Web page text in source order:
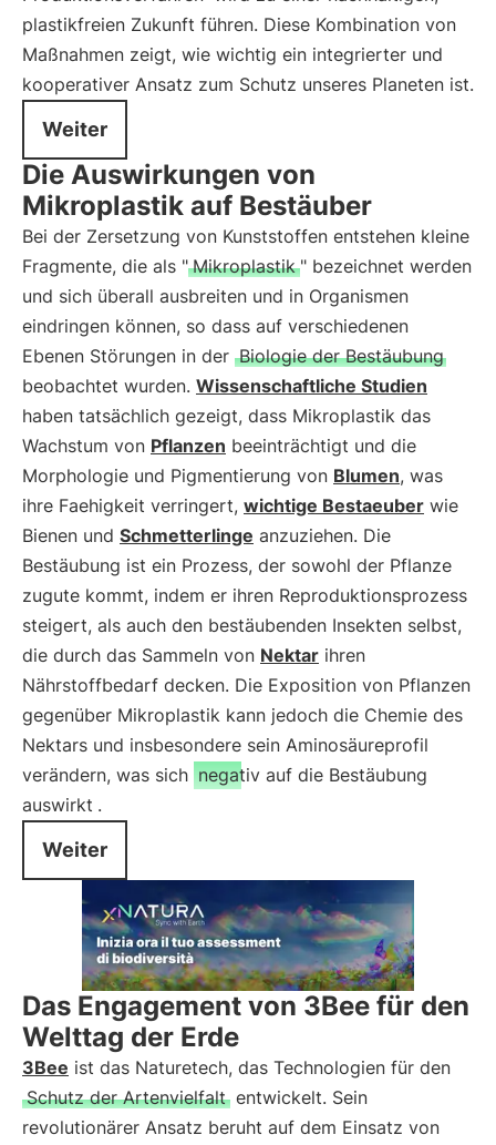
plastikfreien Zukunft führen. Diese Kombination von
Maßnahmen zeigt, wie wichtig ein integrierter und
kooperativer Ansatz zum Schutz unseres Planeten ist.
Weiter
Die Auswirkungen von
Mikroplastik auf Bestäuber
Bei der Zersetzung von Kunststoffen entstehen kleine
Fragmente, die als " Mikroplastik " bezeichnet werden
und sich überall ausbreiten und in Organismen
eindringen können, so dass auf verschiedenen
Ebenen Störungen in der Biologie der Bestäubung
beobachtet wurden. Wissenschaftliche Studien
haben tatsächlich gezeigt, dass Mikroplastik das
Wachstum von Pflanzen beeinträchtigt und die
Morphologie und Pigmentierung von Blumen, was
ihre Faehigkeit verringert, wichtige Bestaeuber wie
Bienen und Schmetterlinge anzuziehen. Die
Bestäubung ist ein Prozess, der sowohl der Pflanze
zugute kommt, indem er ihren Reproduktionsprozess
steigert, als auch den bestäubenden Insekten selbst,
die durch das Sammeln von Nektar ihren
Nährstoffbedarf decken. Die Exposition von Pflanzen
gegenüber Mikroplastik kann jedoch die Chemie des
Nektars und insbesondere sein Aminosäureprofil
verändern, was sich negativ auf die Bestäubung
auswirkt .
Weiter
Das Engagement von 3Bee für den
Welttag der Erde
3Bee ist das Naturetech, das Technologien für den
Schutz der Artenvielfalt entwickelt. Sein
revolutionärer Ansatz beruht auf dem Einsatz von